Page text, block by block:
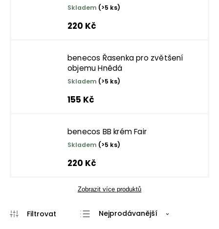
Skladem (>5 ks)
220 Kč
benecos Řasenka pro zvětšení
objemu Hnědá
Skladem (>5 ks)
155 Kč
benecos BB krém Fair
Skladem (>5 ks)
220 Kč
Zobrazit více produktů
Nejprodávanější